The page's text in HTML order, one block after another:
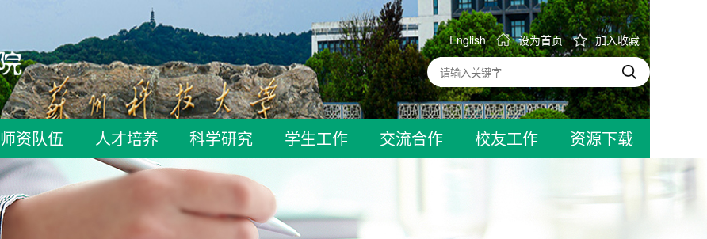
English 设为首页 加入收藏
师资队伍 人才培养 科学研究 学生工作 交流合作 校友工作 资源下载